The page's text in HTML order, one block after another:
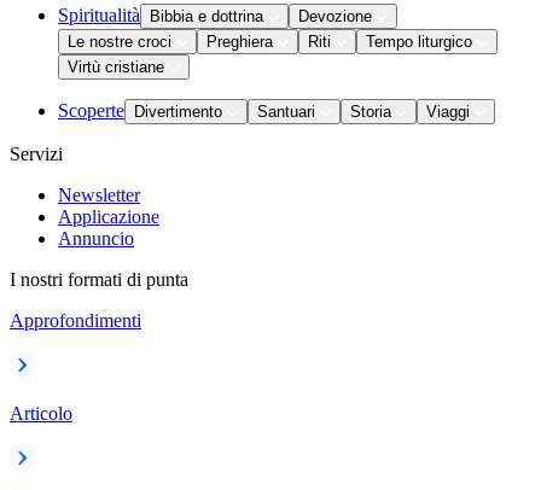
Spiritualità Bibbia e dottrina
Devozione
Le nostre croci
Preghiera Riti
Tempo liturgico
Virtù cristiane
Scoperte Divertimento Santuari Storia Viaggi
Servizi
Newsletter
Applicazione
Annuncio
I nostri formati di punta
Approfondimenti
Articolo